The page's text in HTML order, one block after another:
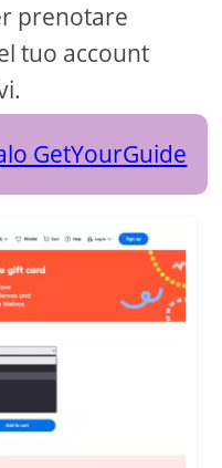
prenotare
tuo account
GetYourGuide